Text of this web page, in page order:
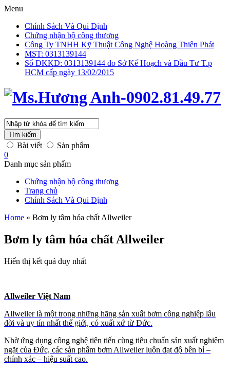
Menu
Chính Sách Và Qui Định
Chứng nhận bộ công thương
Công Ty TNHH Kỹ Thuật Công Nghệ Hoàng Thiên Phát
MST: 0313139144
Số ĐKKD: 0313139144 do Sở Kế Hoạch và Đầu Tư T.p
HCM cấp ngày 13/02/2015
Tìm kiếm
Bài viết
Sản phẩm
0
Danh mục sản phẩm
Chứng nhận bộ công thương
Trang chủ
Chính Sách Và Qui Định
Home » Bơm ly tâm hóa chất Allweiler
Bơm ly tâm hóa chất Allweiler
Hiển thị kết quả duy nhất
Allweiler Việt Nam
Allweiler là một trong những hãng sản xuất bơm công nghiệp lâu
đời và uy tín nhất thế giới, có xuất xứ từ Đức.
Nhờ ứng dụng công nghệ tiên tiến cùng tiêu chuẩn sản xuất nghiêm
ngặt của Đức, các sản phẩm bơm Allweiler luôn đạt độ bền bỉ –
chính xác – hiệu suất cao.